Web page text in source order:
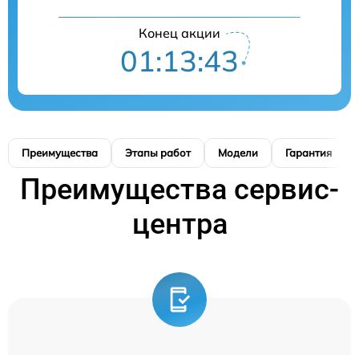
Конец акции
01:13:42
Преимущества Этапы работ Модели Гарантия
Преимущества сервис-
центра